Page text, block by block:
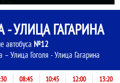
- УЛИЦА ГАГАРИНА
автобуса №12
Улица Гоголя - Улица Гагарина
08:45 10:45 12:00 13:20